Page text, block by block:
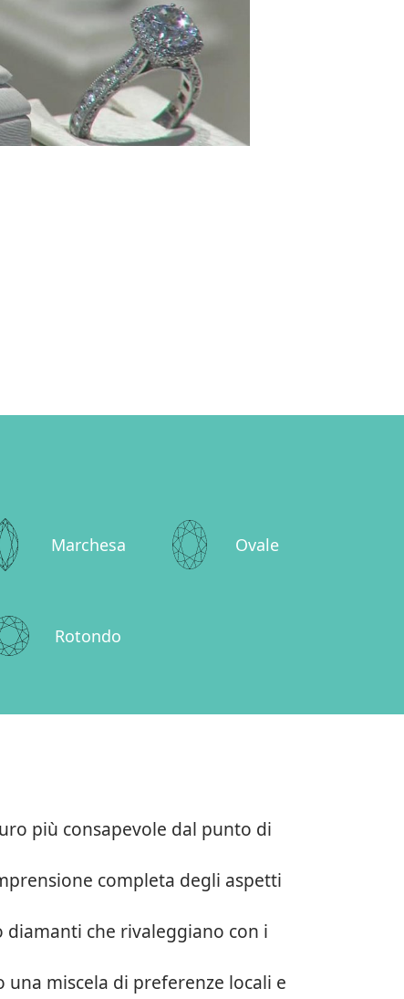
Marchesa Ovale
Rotondo
più consapevole dal punto di
completa degli aspetti
che rivaleggiano con i
miscela di preferenze locali e